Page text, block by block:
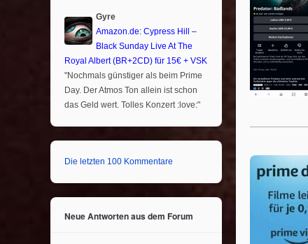
Gyre
Amazon.de: Cypress Hill –
Black Sunday Live At The
Royal Albert (BR+2CD) für 15€ + VSK
"Nochmals günstiger als beim Prime
Day. Der Atmos Ton allein ist schon
das Geld wert. Tolles Konzert :love:"
Die letzten 100 Kommentare
Neue Antworten aus dem Forum